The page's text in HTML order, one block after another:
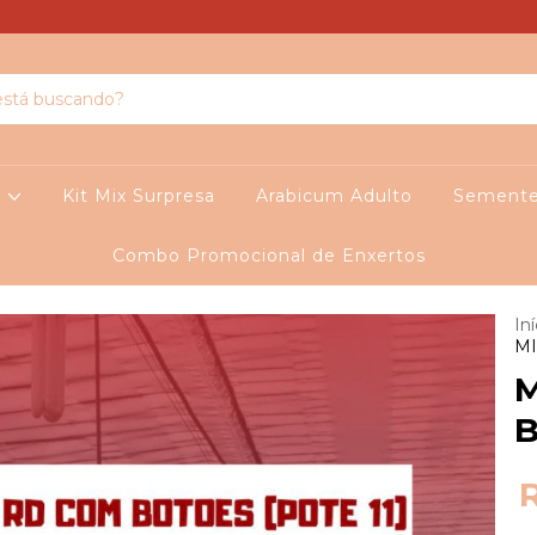
Kit Mix Surpresa Arabicum Adulto
Combo Promocional de Enxertos